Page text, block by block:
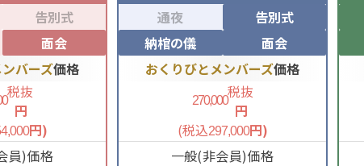
告別式
面会
バーズ価格
税抜
円
円)
員)価格
通夜
告別式
納棺の儀
面会
おくりびとメンバーズ価格
270,000税抜
円
(税込297,000円)
一般(非会員)価格